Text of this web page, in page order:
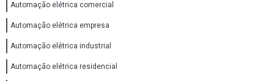
Automação elétrica comercial
Automação elétrica empresa
Automação elétrica industrial
Automação elétrica residencial